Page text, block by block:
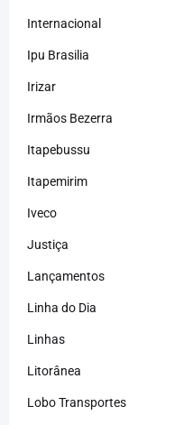
Internacional
Ipu Brasilia
Irizar
Irmãos Bezerra
Itapebussu
Itapemirim
Iveco
Justiça
Lançamentos
Linha do Dia
Linhas
Litorânea
Lobo Transportes